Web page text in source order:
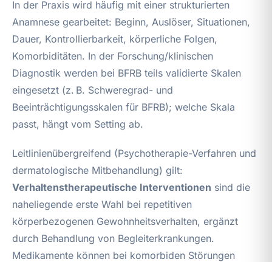
In der Praxis wird häufig mit einer strukturierten
Anamnese gearbeitet: Beginn, Auslöser, Situationen,
Dauer, Kontrollierbarkeit, körperliche Folgen,
Komorbiditäten. In der Forschung/klinischen
Diagnostik werden bei BFRB teils validierte Skalen
eingesetzt (z. B. Schweregrad- und
Beeinträchtigungsskalen für BFRB); welche Skala
passt, hängt vom Setting ab.
Leitlinienübergreifend (Psychotherapie-Verfahren und
dermatologische Mitbehandlung) gilt:
Verhaltenstherapeutische Interventionen sind die
naheliegende erste Wahl bei repetitiven
körperbezogenen Gewohnheitsverhalten, ergänzt
durch Behandlung von Begleiterkrankungen.
Medikamente können bei komorbiden Störungen